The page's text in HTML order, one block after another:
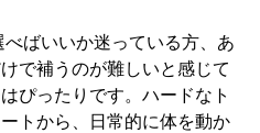
ばいいか迷っている方、あ
で補うのが難しいと感じて
ぴったりです。ハードなト
トから、日常的に体を動か